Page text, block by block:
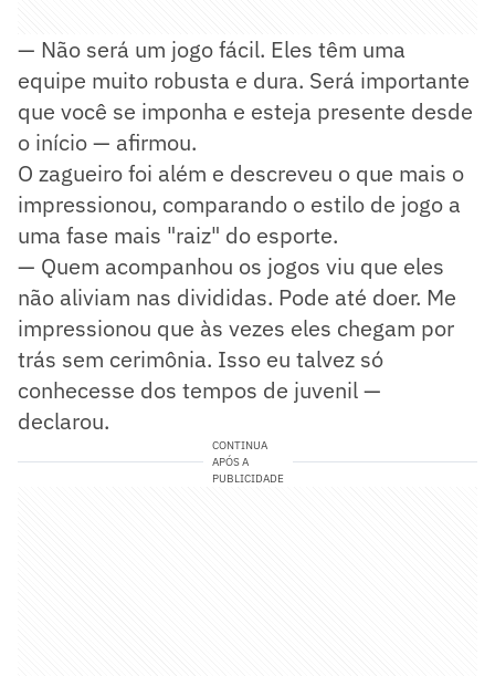
— Não será um jogo fácil. Eles têm uma
equipe muito robusta e dura. Será importante
que você se imponha e esteja presente desde
o início — afirmou.
O zagueiro foi além e descreveu o que mais o
impressionou, comparando o estilo de jogo a
uma fase mais "raiz" do esporte.
— Quem acompanhou os jogos viu que eles
não aliviam nas divididas. Pode até doer. Me
impressionou que às vezes eles chegam por
trás sem cerimônia. Isso eu talvez só
conhecesse dos tempos de juvenil —
declarou.
CONTINUA
APÓS A
PUBLICIDADE